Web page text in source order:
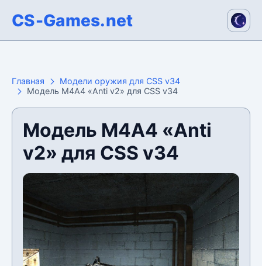
CS-Games.net
Главная
Модели оружия для CSS v34
Модель М4А4 «Anti v2» для CSS v34
Модель М4А4 «Anti
v2» для CSS v34